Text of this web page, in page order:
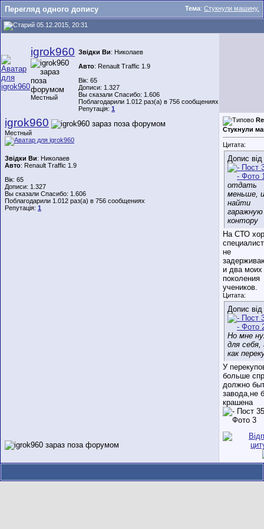
Тема: Стукнули машину.
Перегляд одного допису
05.12.2015, 20:31
igrok960
Местный
Звідки Ви: Николаев
Авто: Renault Traffic 1.9
Вік: 65
Дописи: 1.327
Вы сказали Спасибо: 1.606
Поблагодарили 1.012 раз(а) в 756 сообщениях
Репутація: 1
igrok960
Местный
Звідки Ви: Николаев
Авто: Renault Traffic 1.9
Вік: 65
Дописи: 1.327
Вы сказали Спасибо: 1.606
Поблагодарили 1.012 раз(а) в 756 сообщениях
Репутація: 1
Стукнули
Цитата:
Допис від
отдать
меньше,
найти
гаражную
контору
На СТО
не
и два моих
поколения
учеников.
Цитата:
Допис від
Но мне
для себя,
как
У
больше
должно
завода,не
крашена